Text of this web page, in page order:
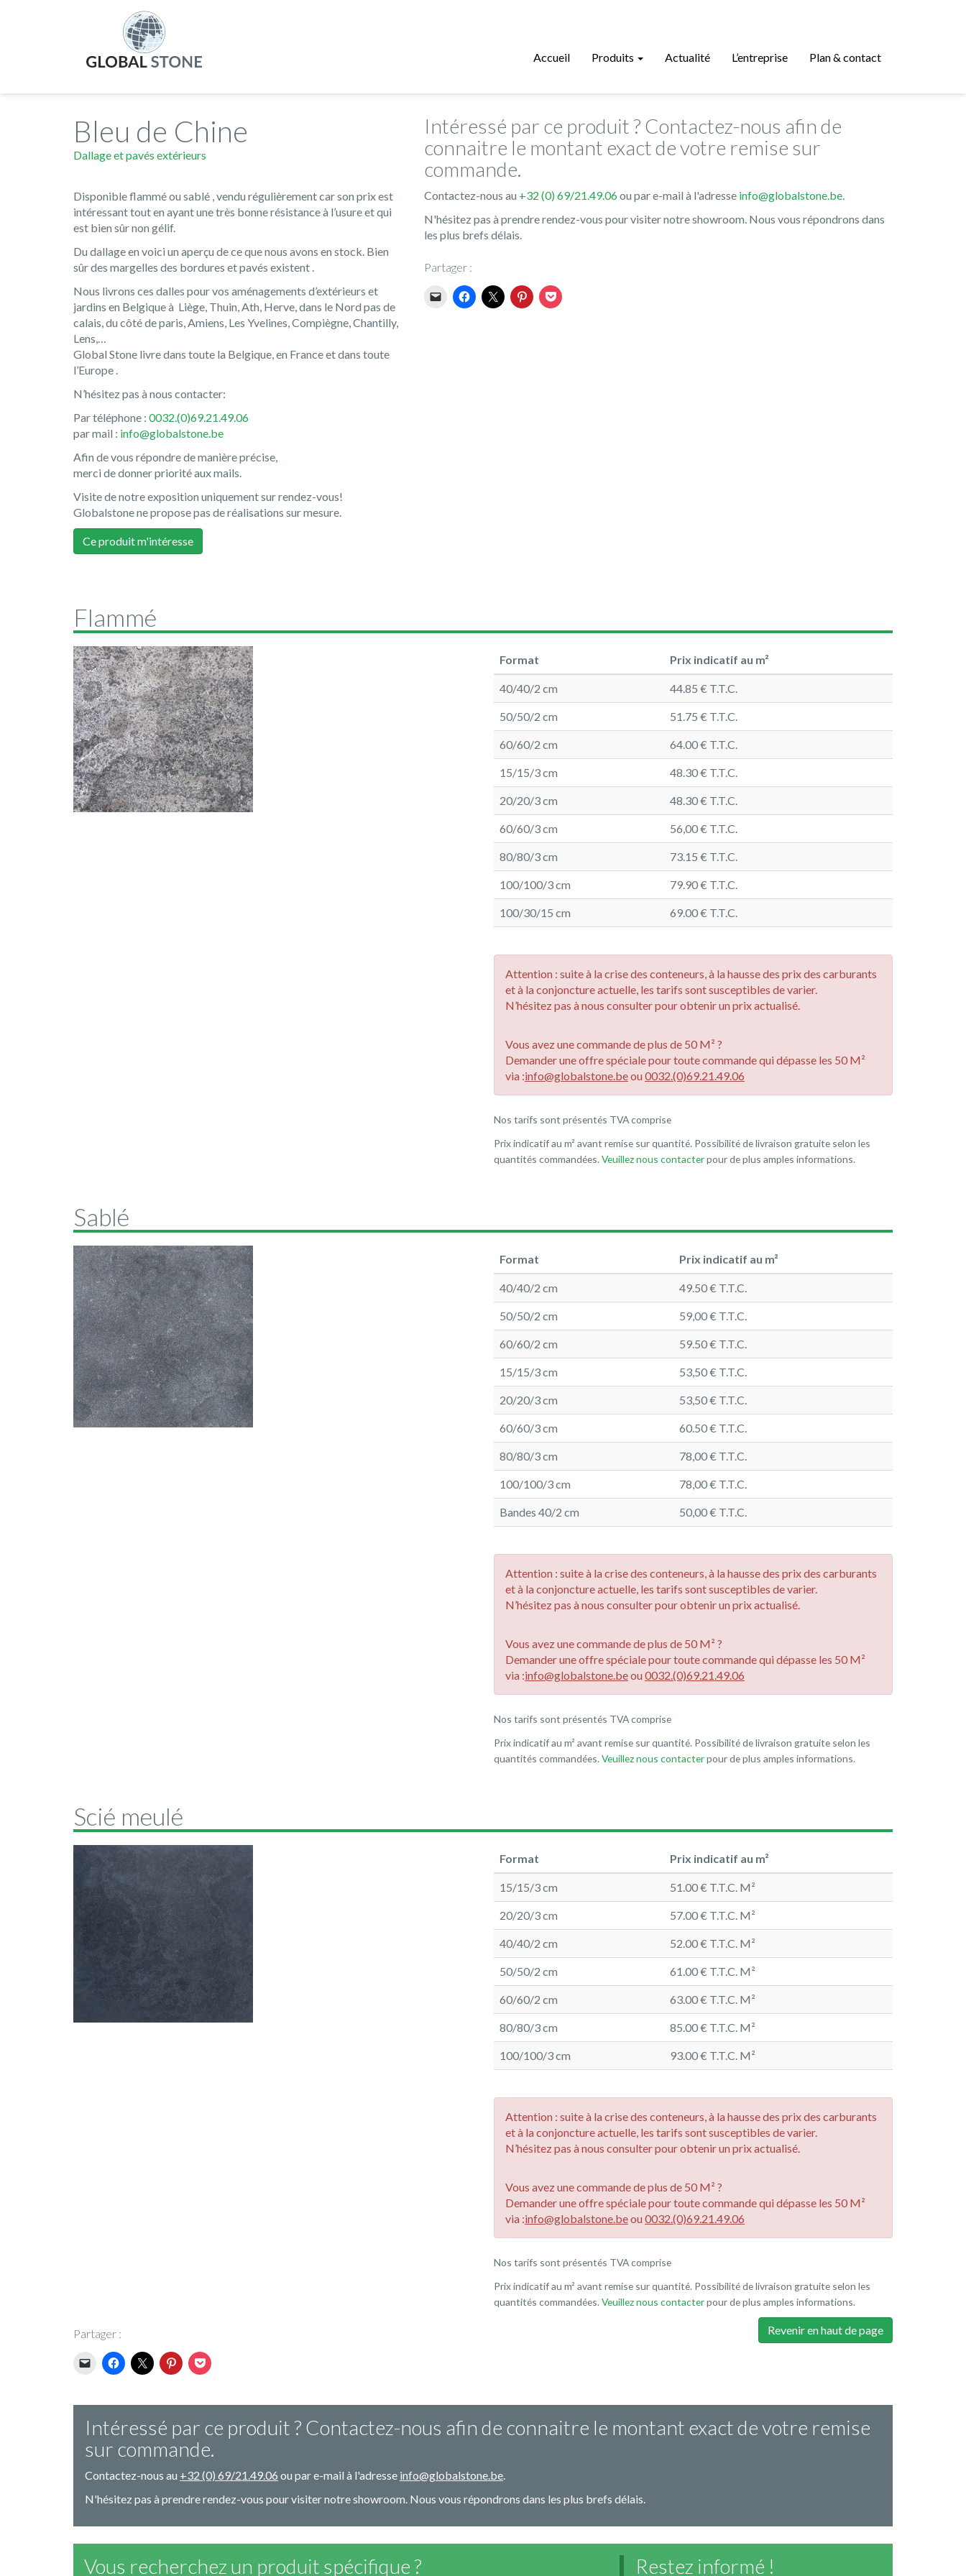
Accueil Produits Actualité L’entreprise Plan & contact
Bleu de Chine
Dallage et pavés extérieurs
Disponible flammé ou sablé , vendu régulièrement car son prix est
intéressant tout en ayant une très bonne résistance à l’usure et qui
est bien sûr non gélif.
Du dallage en voici un aperçu de ce que nous avons en stock. Bien
sûr des margelles des bordures et pavés existent .
Nous livrons ces dalles pour vos aménagements d’extérieurs et
jardins en Belgique à Liège, Thuin, Ath, Herve, dans le Nord pas de
calais, du côté de paris, Amiens, Les Yvelines, Compiègne, Chantilly,
Lens,…
Global Stone livre dans toute la Belgique, en France et dans toute
l’Europe .
N’hésitez pas à nous contacter:
Par téléphone : 0032.(0)69.21.49.06
par mail : info@globalstone.be
Afin de vous répondre de manière précise,
merci de donner priorité aux mails.
Visite de notre exposition uniquement sur rendez-vous!
Globalstone ne propose pas de réalisations sur mesure.
Ce produit m'intéresse
Intéressé par ce produit ? Contactez-nous afin de
connaitre le montant exact de votre remise sur
commande.
Contactez-nous au +32 (0) 69/21.49.06ou par e-mail à l'adresse info@globalstone.be.
N'hésitez pas à prendre rendez-vous pour visiter notre showroom. Nous vous répondrons dans
les plus brefs délais.
Partager :
Flammé
Format Prix indicatif au m²
40/40/2 cm 44.85 € T.T.C.
50/50/2 cm 51.75 € T.T.C.
60/60/2 cm 64.00 € T.T.C.
15/15/3 cm 48.30 € T.T.C.
20/20/3 cm 48.30 € T.T.C.
60/60/3 cm 56,00 € T.T.C.
80/80/3 cm 73.15 € T.T.C.
100/100/3 cm 79.90 € T.T.C.
100/30/15 cm 69.00 € T.T.C.
Attention : suite à la crise des conteneurs, à la hausse des prix des carburants
et à la conjoncture actuelle, les tarifs sont susceptibles de varier.
N’hésitez pas à nous consulter pour obtenir un prix actualisé.
Vous avez une commande de plus de 50 M² ?
Demander une offre spéciale pour toute commande qui dépasse les 50 M²
via :info@globalstone.beou 0032.(0)69.21.49.06
Nos tarifs sont présentés TVA comprise
Prix indicatif au m² avant remise sur quantité. Possibilité de livraison gratuite selon les
quantités commandées. Veuillez nous contacterpour de plus amples informations.
Sablé
Format Prix indicatif au m²
40/40/2 cm 49.50 € T.T.C.
50/50/2 cm 59,00 € T.T.C.
60/60/2 cm 59.50 € T.T.C.
15/15/3 cm 53,50 € T.T.C.
20/20/3 cm 53,50 € T.T.C.
60/60/3 cm 60.50 € T.T.C.
80/80/3 cm 78,00 € T.T.C.
100/100/3 cm 78,00 € T.T.C.
Bandes 40/2 cm 50,00 € T.T.C.
Attention : suite à la crise des conteneurs, à la hausse des prix des carburants
et à la conjoncture actuelle, les tarifs sont susceptibles de varier.
N’hésitez pas à nous consulter pour obtenir un prix actualisé.
Vous avez une commande de plus de 50 M² ?
Demander une offre spéciale pour toute commande qui dépasse les 50 M²
via :info@globalstone.beou 0032.(0)69.21.49.06
Nos tarifs sont présentés TVA comprise
Prix indicatif au m² avant remise sur quantité. Possibilité de livraison gratuite selon les
quantités commandées. Veuillez nous contacterpour de plus amples informations.
Scié meulé
Format Prix indicatif au m²
15/15/3 cm 51.00 € T.T.C. M²
20/20/3 cm 57.00 € T.T.C. M²
40/40/2 cm 52.00 € T.T.C. M²
50/50/2 cm 61.00 € T.T.C. M²
60/60/2 cm 63.00 € T.T.C. M²
80/80/3 cm 85.00 € T.T.C. M²
100/100/3 cm 93.00 € T.T.C. M²
Attention : suite à la crise des conteneurs, à la hausse des prix des carburants
et à la conjoncture actuelle, les tarifs sont susceptibles de varier.
N’hésitez pas à nous consulter pour obtenir un prix actualisé.
Vous avez une commande de plus de 50 M² ?
Demander une offre spéciale pour toute commande qui dépasse les 50 M²
via :info@globalstone.beou 0032.(0)69.21.49.06
Nos tarifs sont présentés TVA comprise
Prix indicatif au m² avant remise sur quantité. Possibilité de livraison gratuite selon les
quantités commandées. Veuillez nous contacterpour de plus amples informations.
Partager : Revenir en haut de page
Intéressé par ce produit ? Contactez-nous afin de connaitre le montant exact de votre remise
sur commande.
Contactez-nous au +32 (0) 69/21.49.06 ou par e-mail à l'adresse info@globalstone.be.
N'hésitez pas à prendre rendez-vous pour visiter notre showroom. Nous vous répondrons dans les plus brefs délais.
Vous recherchez un produit spécifique ? Restez informé !